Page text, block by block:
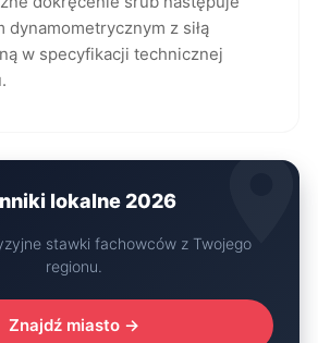
dynamometrycznym z siłą
w specyfikacji technicznej
lokalne 2026
stawki fachowców z Twojego
regionu.
Znajdź miasto →